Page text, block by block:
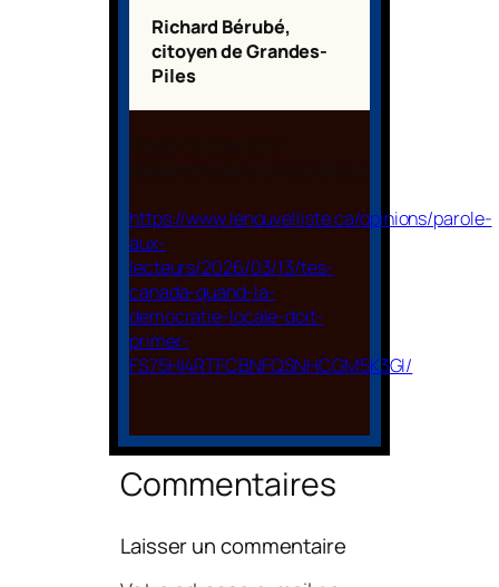
Richard Bérubé,
citoyen de Grandes-
Piles
https://www.lenouvelliste.ca/opinions/parole-
aux-
lecteurs/2026/03/13/tes-
canada-quand-la-
democratie-locale-doit-
primer-
FS75HI4RTFCBNFQSNHCGM5K3GI/
Commentaires
Laisser un commentaire